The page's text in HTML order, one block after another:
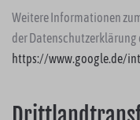
Weitere Informationen
der Datenschutzerklärung
https://www.google.de/